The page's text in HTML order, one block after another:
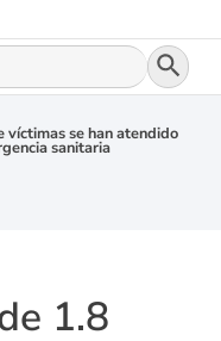
Botón
se han atendido
sanitaria
1.8